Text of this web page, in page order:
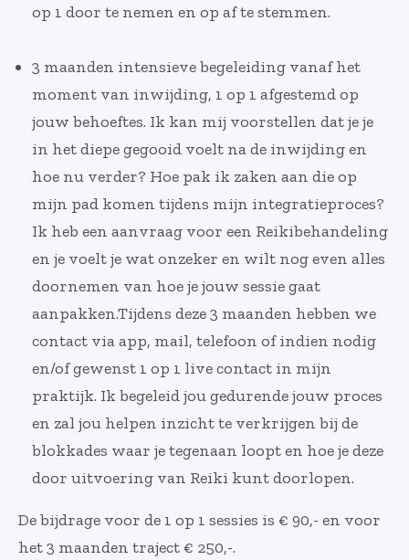
op 1 door te nemen en op af te stemmen.
3 maanden intensieve begeleiding vanaf het
moment van inwijding, 1 op 1 afgestemd op
jouw behoeftes. Ik kan mij voorstellen dat je je
in het diepe gegooid voelt na de inwijding en
hoe nu verder? Hoe pak ik zaken aan die op
mijn pad komen tijdens mijn integratieproces?
Ik heb een aanvraag voor een Reikibehandeling
en je voelt je wat onzeker en wilt nog even alles
doornemen van hoe je jouw sessie gaat
aanpakken.Tijdens deze 3 maanden hebben we
contact via app, mail, telefoon of indien nodig
en/of gewenst 1 op 1 live contact in mijn
praktijk. Ik begeleid jou gedurende jouw proces
en zal jou helpen inzicht te verkrijgen bij de
blokkades waar je tegenaan loopt en hoe je deze
door uitvoering van Reiki kunt doorlopen.
De bijdrage voor de 1 op 1 sessies is € 90,- en voor
het 3 maanden traject € 250,-.